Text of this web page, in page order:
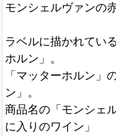
モンシェルヴァンの
ラベルに描かれてい
ホルン」。
「マッターホルン」
ン」。
商品名の「モンシェ
に入りのワイン」